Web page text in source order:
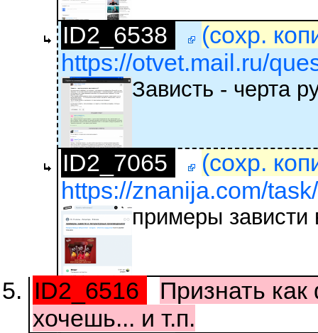
ID2_6538
(сохр.
https://otvet.mail.ru/
Зависть - черта
ID2_7065
(сохр.
https://znanija.com/
примеры зависти
ID2_6516
Признать как
хочешь... и т.п.